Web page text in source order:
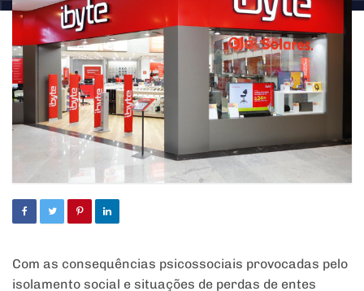
Com as consequências psicossociais provocadas pelo
isolamento social e situações de perdas de entes